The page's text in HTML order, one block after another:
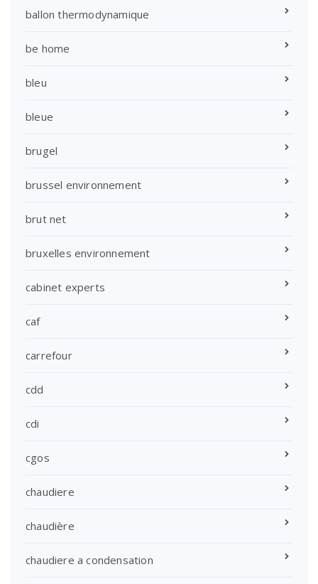
ballon thermodynamique
be home
bleu
bleue
brugel
brussel environnement
brut net
bruxelles environnement
cabinet experts
caf
carrefour
cdd
cdi
cgos
chaudiere
chaudière
chaudiere a condensation